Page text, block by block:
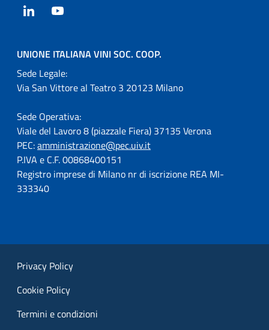
LinkedIn
UNIONE ITALIANA VINI SOC. COOP.
Sede Legale:
Via San Vittore al Teatro 3 20123 Milano
Sede Operativa:
Viale del Lavoro 8 (piazzale Fiera) 37135 Verona
PEC:amministrazione@pec.uiv.it
P.IVA e C.F. 00868400151
Registro imprese di Milano nr di iscrizione REA MI-
333340
Privacy Policy
Cookie Policy
Termini e condizioni